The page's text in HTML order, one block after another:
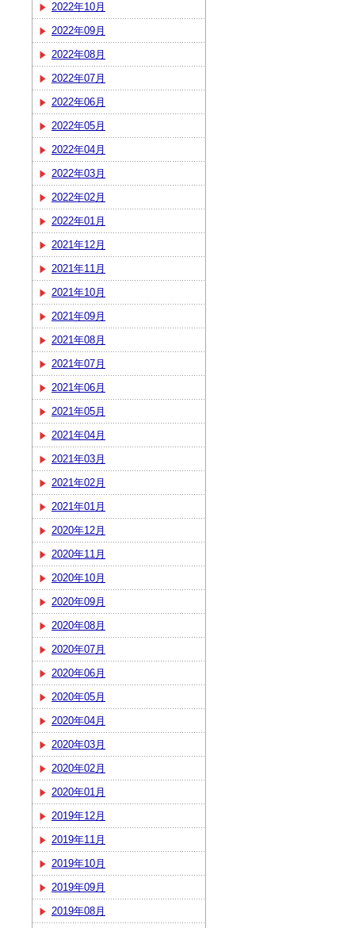
2022年10月
2022年09月
2022年08月
2022年07月
2022年06月
2022年05月
2022年04月
2022年03月
2022年02月
2022年01月
2021年12月
2021年11月
2021年10月
2021年09月
2021年08月
2021年07月
2021年06月
2021年05月
2021年04月
2021年03月
2021年02月
2021年01月
2020年12月
2020年11月
2020年10月
2020年09月
2020年08月
2020年07月
2020年06月
2020年05月
2020年04月
2020年03月
2020年02月
2020年01月
2019年12月
2019年11月
2019年10月
2019年09月
2019年08月